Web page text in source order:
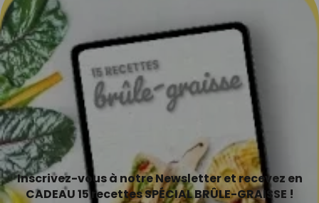
Inscrivez-vous à notre Newsletter et recevez en
CADEAU 15 recettes SPÉCIAL BRÛLE-GRAISSE !